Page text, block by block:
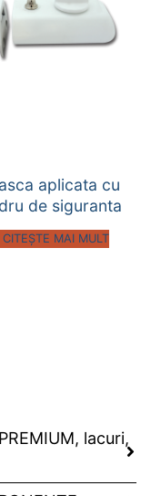
aplicata cu
de siguranta
CITEȘTE MAI MULT
lacuri,